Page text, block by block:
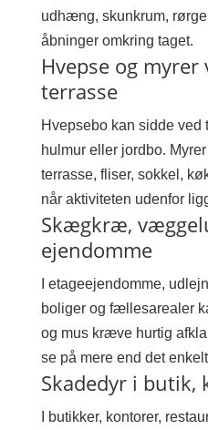
udhæng, skunkrum,
åbninger omkring taget.
Hvepse og myrer
terrasse
Hvepsebo kan sidde ved
hulmur eller jordbo.
terrasse, fliser, sokkel,
når aktiviteten udenfor
Skægkræ,
ejendomme
I etageejendomme,
boliger og fællesarealer
og mus kræve hurtig
se på mere end det
Skadedyr i butik,
I butikker, kontorer,